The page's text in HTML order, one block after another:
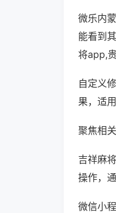
微乐内
能看到
将app,
自定义
果，适
聚焦相
吉祥麻
操作，
微信小